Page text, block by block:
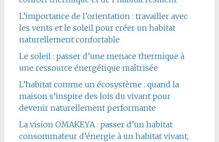
L’importance de l’orientation : travailler avec
les vents et le soleil pour créer un habitat
naturellement confortable
Le soleil : passer d’une menace thermique à
une ressource énergétique maîtrisée
L’habitat comme un écosystème : quand la
maison s’inspire des lois du vivant pour
devenir naturellement performante
La vision OMAKEYA : passer d’un habitat
consommateur d’énergie à un habitat vivant,